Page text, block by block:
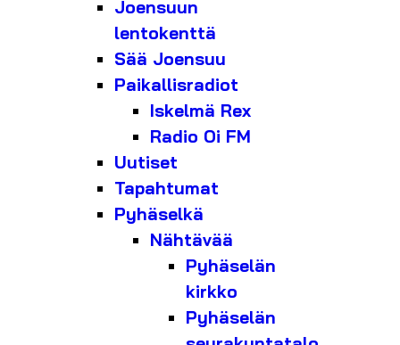
Joensuun
lentokenttä
Sää Joensuu
Paikallisradiot
Iskelmä Rex
Radio Oi FM
Uutiset
Tapahtumat
Pyhäselkä
Nähtävää
Pyhäselän
kirkko
Pyhäselän